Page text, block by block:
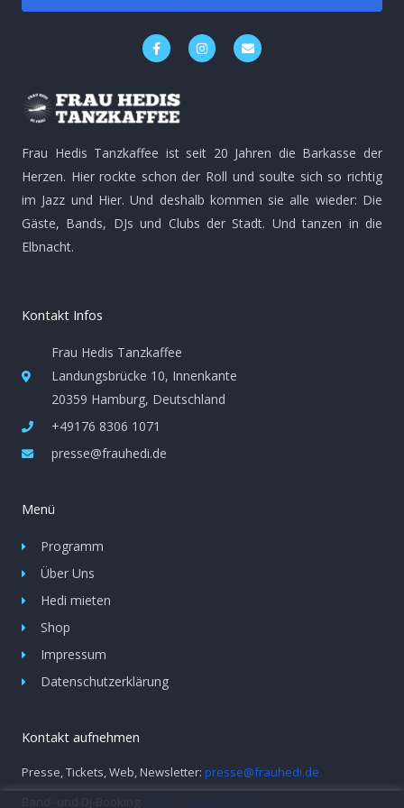
F
a
c
b
o
o
k
f
I
n
s
E
n
v
Frau Hedis Tanzkaffee ist seit 20 Jahren die Barkasse der
Herzen. Hier rockte schon der Roll und soulte sich so richtig
im Jazz und Hier. Und deshalb kommen sie alle wieder: Die
Gäste, Bands, DJs und Clubs der Stadt. Und tanzen in die
Elbnacht.
Kontakt Infos
Frau Hedis Tanzkaffee
Landungsbrücke 10, Innenkante
20359 Hamburg, Deutschland
+49176 8306 1071
presse@frauhedi.de
Menü
Programm
Über Uns
Hedi mieten
Shop
Impressum
Datenschutzerklärung
Kontakt aufnehmen
Presse, Tickets, Web, Newsletter: presse@frauhedi.de